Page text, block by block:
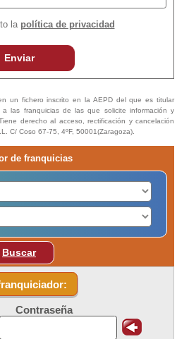
la política de privacidad
Enviar
un fichero inscrito en la AEPD del que es titular
las franquicias de las que solicite información y
derecho al acceso, rectificación y cancelación
C/ Coso 67-75, 4ºF, 50001(Zaragoza).
de franquicias
Buscar
Contraseña